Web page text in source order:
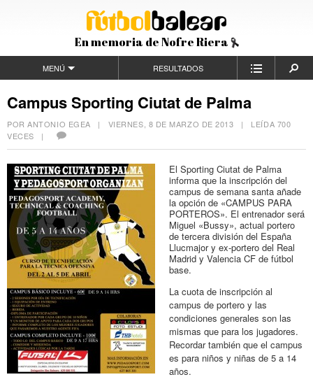
En memoria de Nofre Riera
MENÚ RESULTADOS
Campus Sporting Ciutat de Palma
POR ANTONIO EGEA | VIERNES, 8 DE MARZO DE 2013 | LEÍDA 700
VECES |
El Sporting Ciutat de Palma
informa que la inscripción del
campus de semana santa añade
la opción de «CAMPUS PARA
PORTEROS». El entrenador será
Miguel «Bussy», actual portero
de tercera división del España
Llucmajor y ex-portero del Real
Madrid y Valencia CF de fútbol
base.
La cuota de inscripción al
campus de portero y las
condiciones generales son las
mismas que para los jugadores.
Recordar también que el campus
es para niños y niñas de 5 a 14
años.